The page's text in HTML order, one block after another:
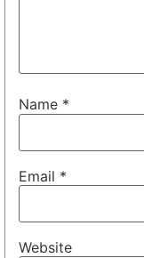
Name *
Email *
Website